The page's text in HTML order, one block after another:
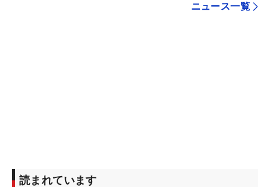
ニュース一覧
読まれています